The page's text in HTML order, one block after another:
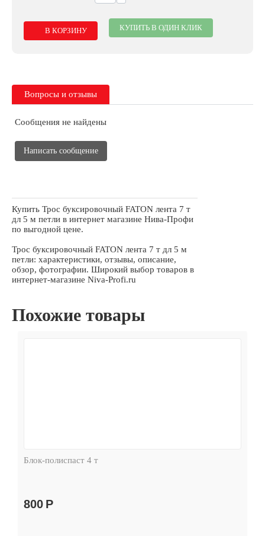
В КОРЗИНУ КУПИТЬ В ОДИН КЛИК
Вопросы и отзывы
Сообщения не найдены
Написать сообщение
Купить Трос буксировочный FATON лента 7 т
дл 5 м петли в интернет магазине Нива-Профи
по выгодной цене.
Трос буксировочный FATON лента 7 т дл 5 м
петли: характеристики, отзывы, описание,
обзор, фотографии. Широкий выбор товаров в
интернет-магазине Niva-Profi.ru
Похожие товары
Блок-полиспаст 4 т
800 Р